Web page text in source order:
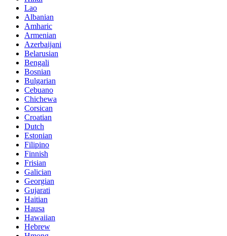
Lao
Albanian
Amharic
Armenian
Azerbaijani
Belarusian
Bengali
Bosnian
Bulgarian
Cebuano
Chichewa
Corsican
Croatian
Dutch
Estonian
Filipino
Finnish
Frisian
Galician
Georgian
Gujarati
Haitian
Hausa
Hawaiian
Hebrew